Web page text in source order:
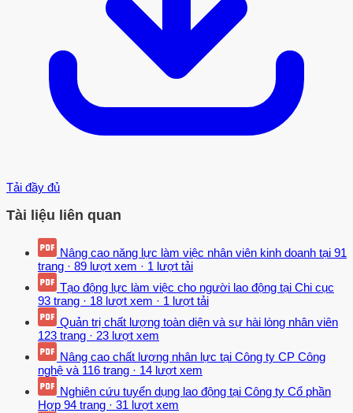
Tải đầy đủ
Tài liệu liên quan
Nâng cao năng lực làm việc nhân viên kinh doanh tại 91
trang · 89 lượt xem · 1 lượt tải
Tạo động lực làm việc cho người lao động tại Chi cục
93 trang · 18 lượt xem · 1 lượt tải
Quản trị chất lượng toàn diện và sự hài lòng nhân viên
123 trang · 23 lượt xem
Nâng cao chất lượng nhân lực tại Công ty CP Công
nghệ và 116 trang · 14 lượt xem
Nghiên cứu tuyển dụng lao động tại Công ty Cổ phần
Hợp 94 trang · 31 lượt xem